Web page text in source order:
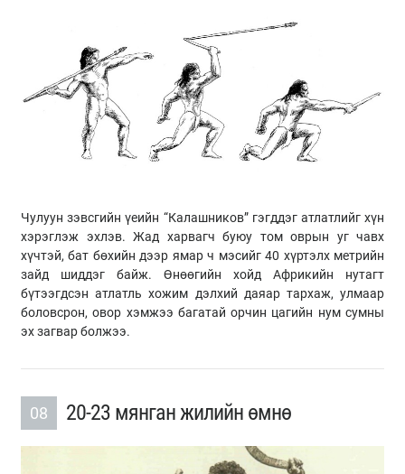
Чулуун зэвсгийн үеийн “Калашников” гэгддэг атлатлийг хүн
хэрэглэж эхлэв. Жад харвагч буюу том оврын уг чавх
хүчтэй, бат бөхийн дээр ямар ч мэсийг 40 хүртэлх метрийн
зайд шиддэг байж. Өнөөгийн хойд Африкийн нутагт
бүтээгдсэн атлатль хожим дэлхий даяар тархаж, улмаар
боловсрон, овор хэмжээ багатай орчин цагийн нум сумны
эх загвар болжээ.
08 20-23 мянган жилийн өмнө